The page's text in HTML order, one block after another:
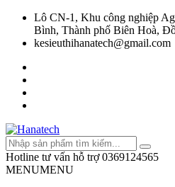
Lô CN-1, Khu công nghiệp
Bình, Thành phố Biên Hoà,
kesieuthihanatech@gmail.com
Hotline tư vấn hỗ trợ 0369124565
MENUMENU